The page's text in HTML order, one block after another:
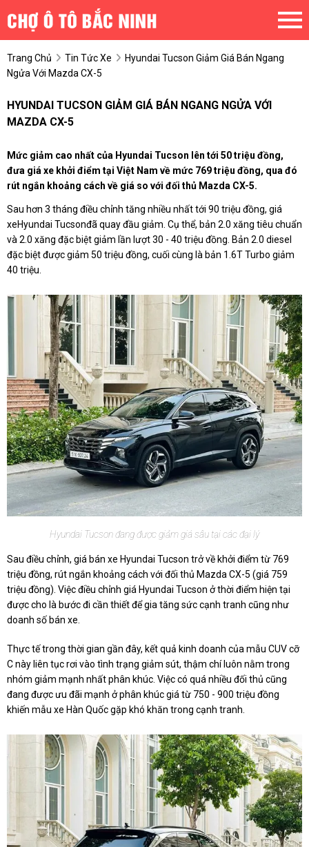
Trang Chủ Tin Tức Xe
Hyundai Tucson Giảm Giá Bán Ngang
Ngửa Với Mazda CX-5
HYUNDAI TUCSON GIẢM GIÁ BÁN NGANG NGỬA VỚI
MAZDA CX-5
Mức giảm cao nhất của Hyundai Tucson lên tới 50 triệu đồng,
đưa giá xe khởi điểm tại Việt Nam về mức 769 triệu đồng, qua đó
rút ngắn khoảng cách về giá so với đối thủ Mazda CX-5.
Sau hơn 3 tháng điều chỉnh tăng nhiều nhất tới 90 triệu đồng, giá
xeHyundai Tucsonđã quay đầu giảm. Cụ thể, bản 2.0 xăng tiêu chuẩn
và 2.0 xăng đặc biệt giảm lần lượt 30 - 40 triệu đồng. Bản 2.0 diesel
đặc biệt được giảm 50 triệu đồng, cuối cùng là bản 1.6T Turbo giảm
40 triệu.
Hyundai Tucson đang được giảm giá sâu tại các đại lý
Sau điều chỉnh, giá bán xe Hyundai Tucson trở về khởi điểm từ 769
triệu đồng, rút ngắn khoảng cách với đối thủ Mazda CX-5 (giá 759
triệu đồng). Việc điều chỉnh giá Hyundai Tucson ở thời điểm hiện tại
được cho là bước đi cần thiết để gia tăng sức cạnh tranh cũng như
doanh số bán xe.
Thực tế trong thời gian gần đây, kết quả kinh doanh của mẫu CUV cỡ
C này liên tục rơi vào tình trạng giảm sút, thậm chí luôn nằm trong
nhóm giảm mạnh nhất phân khúc. Việc có quá nhiều đối thủ cũng
đang được ưu đãi mạnh ở phân khúc giá từ 750 - 900 triệu đồng
khiến mẫu xe Hàn Quốc gặp khó khăn trong cạnh tranh.